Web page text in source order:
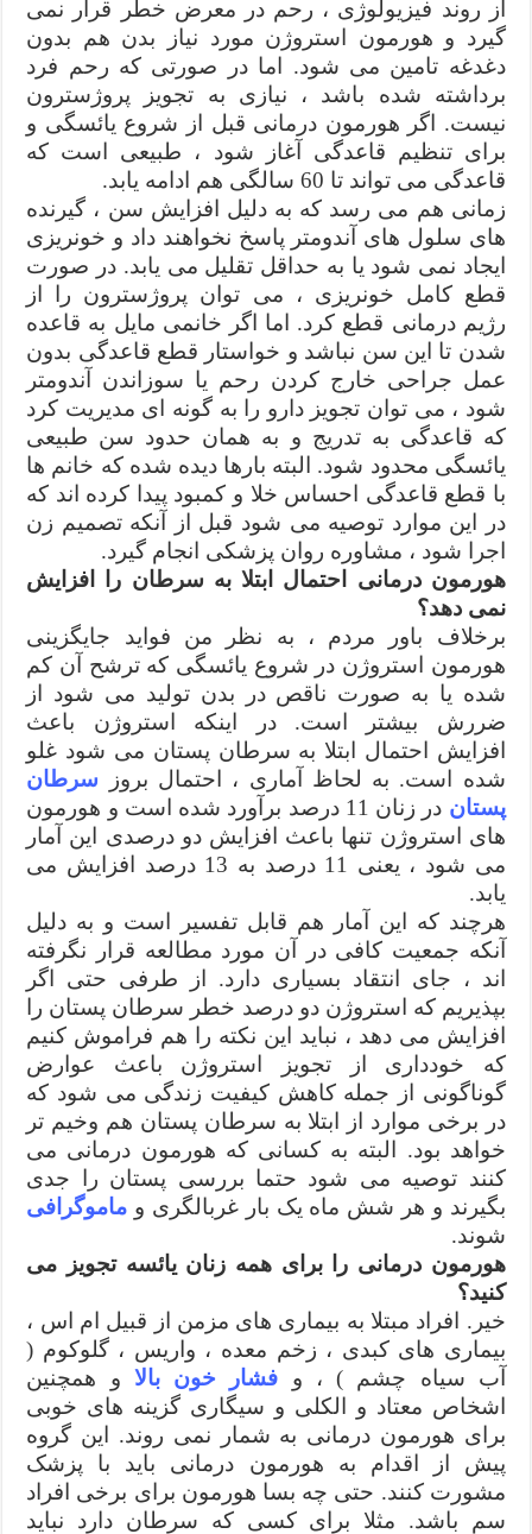
از روند فیزیولوژی ، رحم در معرض خطر قرار نمی
گیرد و هورمون استروژن مورد نیاز بدن هم بدون
دغدغه تامین می شود. اما در صورتی که رحم فرد
برداشته شده باشد ، نیازی به تجویز پروژسترون
نیست. اگر هورمون درمانی قبل از شروع یائسگی و
برای تنظیم قاعدگی آغاز شود ، طبیعی است که
قاعدگی می تواند تا 60 سالگی هم ادامه یابد.
زمانی هم می رسد که به دلیل افزایش سن ، گیرنده
های سلول های آندومتر پاسخ نخواهند داد و خونریزی
ایجاد نمی شود یا به حداقل تقلیل می یابد. در صورت
قطع کامل خونریزی ، می توان پروژسترون را از
رژیم درمانی قطع کرد. اما اگر خانمی مایل به قاعده
شدن تا این سن نباشد و خواستار قطع قاعدگی بدون
عمل جراحی خارج کردن رحم یا سوزاندن آندومتر
شود ، می توان تجویز دارو را به گونه ای مدیریت کرد
که قاعدگی به تدریج و به همان حدود سن طبیعی
یائسگی محدود شود. البته بارها دیده شده که خانم ها
با قطع قاعدگی احساس خلا و کمبود پیدا کرده اند که
در این موارد توصیه می شود قبل از آنکه تصمیم زن
اجرا شود ، مشاوره روان پزشکی انجام گیرد.
هورمون درمانی احتمال ابتلا به سرطان را افزایش
نمی دهد؟
برخلاف باور مردم ، به نظر من فواید جایگزینی
هورمون استروژن در شروع یائسگی که ترشح آن کم
شده یا به صورت ناقص در بدن تولید می شود از
ضررش بیشتر است. در اینکه استروژن باعث
افزایش احتمال ابتلا به سرطان پستان می شود غلو
شده است. به لحاظ آماری ، احتمال بروز سرطان
پستان
در زنان 11 درصد برآورد شده است و هورمون
های استروژن تنها باعث افزایش دو درصدی این آمار
می شود ، یعنی 11 درصد به 13 درصد افزایش می
یابد.
هرچند که این آمار هم قابل تفسیر است و به دلیل
آنکه جمعیت کافی در آن مورد مطالعه قرار نگرفته
اند ، جای انتقاد بسیاری دارد. از طرفی حتی اگر
بپذیریم که استروژن دو درصد خطر سرطان پستان را
افزایش می دهد ، نباید این نکته را هم فراموش کنیم
که خودداری از تجویز استروژن باعث عوارض
گوناگونی از جمله کاهش کیفیت زندگی می شود که
در برخی موارد از ابتلا به سرطان پستان هم وخیم تر
خواهد بود. البته به کسانی که هورمون درمانی می
کنند توصیه می شود حتما بررسی پستان را جدی
بگیرند و هر شش ماه یک بار غربالگری و ماموگرافی
شوند.
هورمون درمانی را برای همه زنان یائسه تجویز می
کنید؟
خیر. افراد مبتلا به بیماری های مزمن از قبیل ام اس ،
بیماری های کبدی ، زخم معده ، واریس ، گلوکوم (
آب سیاه چشم ) ، و فشار خون بالا و همچنین
اشخاص معتاد و الکلی و سیگاری گزینه های خوبی
برای هورمون درمانی به شمار نمی روند. این گروه
پیش از اقدام به هورمون درمانی باید با پزشک
مشورت کنند. حتی چه بسا هورمون برای برخی افراد
سم باشد. مثلا برای کسی که سرطان دارد نباید